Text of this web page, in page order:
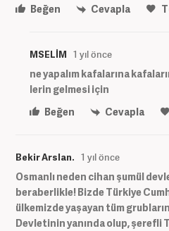
Beğen
Cevapla
MSELİM 1 yıl önce
ne yapalım kafalarına
lerin gelmesi için
Beğen
Cevapla
Bekir Arslan. 1 yıl önce
Osmanlı neden cihan şumül
beraberlikle! Bizde Türkiye
ülkemizde yaşayan tüm
Devletinin yanında olup, şerefli